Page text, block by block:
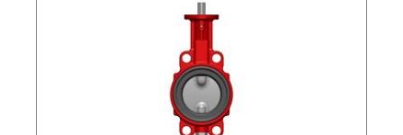
924B Betriebsbedingungen gemäß Datenblatt
Betätigung mit freier Welle